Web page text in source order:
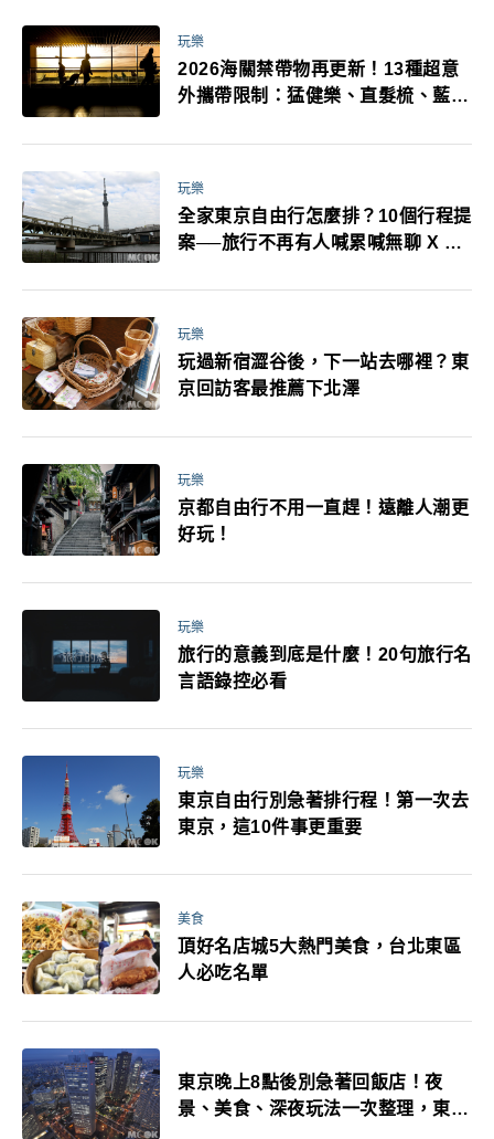
玩樂
2026海關禁帶物再更新！13種超意
外攜帶限制：猛健樂、直髮梳、藍牙
萬！注意事項一次看！
玩樂
全家東京自由行怎麼排？10個行程提
案──旅行不再有人喊累喊無聊 X 爸
玩樂
玩過新宿澀谷後，下一站去哪裡？東
京回訪客最推薦下北澤
玩樂
京都自由行不用一直趕！遠離人潮更
好玩！
玩樂
旅行的意義到底是什麼！20句旅行名
言語錄控必看
玩樂
東京自由行別急著排行程！第一次去
東京，這10件事更重要
美食
頂好名店城5大熱門美食，台北東區
人必吃名單
東京晚上8點後別急著回飯店！夜
景、美食、深夜玩法一次整理，東京